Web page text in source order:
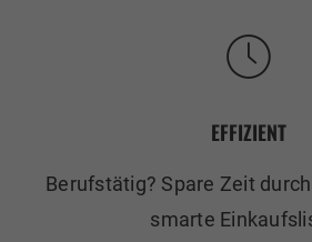
EFFIZIENT
Berufstätig? Spare Zeit
smarte